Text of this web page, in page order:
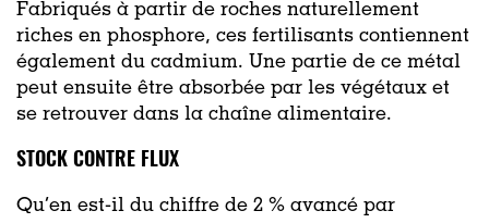
Fabriqués à partir de roches naturellement
riches en phosphore, ces fertilisants contiennent
également du cadmium. Une partie de ce métal
peut ensuite être absorbée par les végétaux et
se retrouver dans la chaîne alimentaire.
STOCK CONTRE FLUX
Qu’en est-il du chiffre de 2 % avancé par